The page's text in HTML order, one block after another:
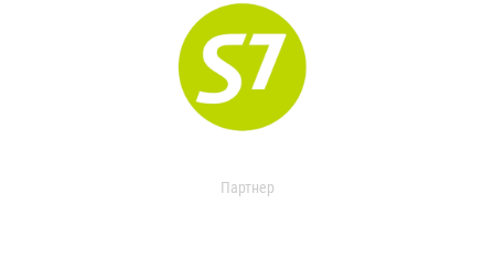
Партнер